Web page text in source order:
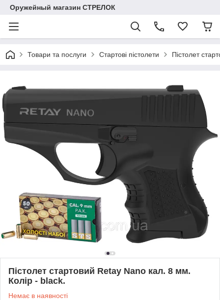
Оружейный магазин СТРЕЛОК
Товари та послуги Стартові пістолети Пістолет
Пістолет стартовий Retay Nano кал. 8 мм.
Колір - black.
Немає в наявності